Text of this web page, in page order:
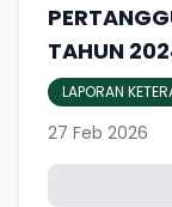
TAHUN
LAPORAN
27 Feb 2026